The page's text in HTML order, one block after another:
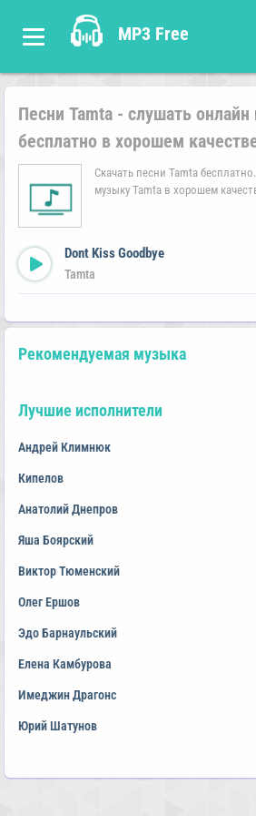
MP3 Free
Песни Tamta - слушать онлайн
бесплатно в хорошем
Скачать песни Tamta
музыку Tamta в хорошем
Dont Kiss Goodbye
Tamta
Рекомендуемая музыка
Лучшие исполнители
Андрей Климнюк
Кипелов
Анатолий Днепров
Яша Боярский
Виктор Тюменский
Олег Ершов
Эдо Барнаульский
Елена Камбурова
Имеджин Драгонс
Юрий Шатунов